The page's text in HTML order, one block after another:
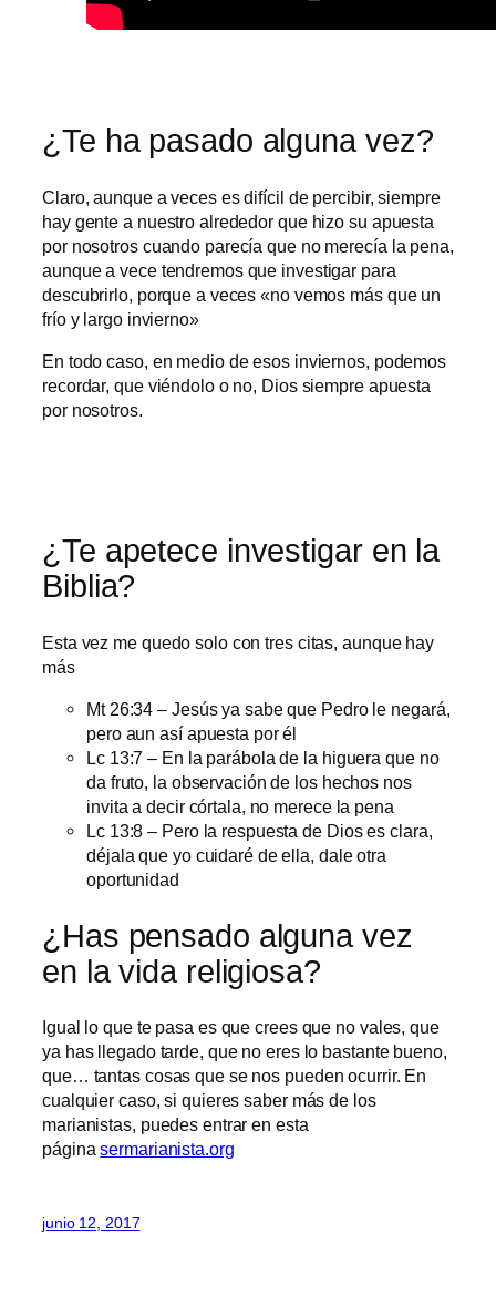
¿Te ha pasado alguna vez?
Claro, aunque a veces es difícil de percibir, siempre
hay gente a nuestro alrededor que hizo su apuesta
por nosotros cuando parecía que no merecía la pena,
aunque a vece tendremos que investigar para
descubrirlo, porque a veces «no vemos más que un
frío y largo invierno»
En todo caso, en medio de esos inviernos, podemos
recordar, que viéndolo o no, Dios siempre apuesta
por nosotros.
¿Te apetece investigar en la
Biblia?
Esta vez me quedo solo con tres citas, aunque hay
más
Mt 26:34 – Jesús ya sabe que Pedro le negará,
pero aun así apuesta por él
Lc 13:7 – En la parábola de la higuera que no
da fruto, la observación de los hechos nos
invita a decir córtala, no merece la pena
Lc 13:8 – Pero la respuesta de Dios es clara,
déjala que yo cuidaré de ella, dale otra
oportunidad
¿Has pensado alguna vez
en la vida religiosa?
Igual lo que te pasa es que crees que no vales, que
ya has llegado tarde, que no eres lo bastante bueno,
que… tantas cosas que se nos pueden ocurrir. En
cualquier caso, si quieres saber más de los
marianistas, puedes entrar en esta
páginasermarianista.org
junio 12, 2017